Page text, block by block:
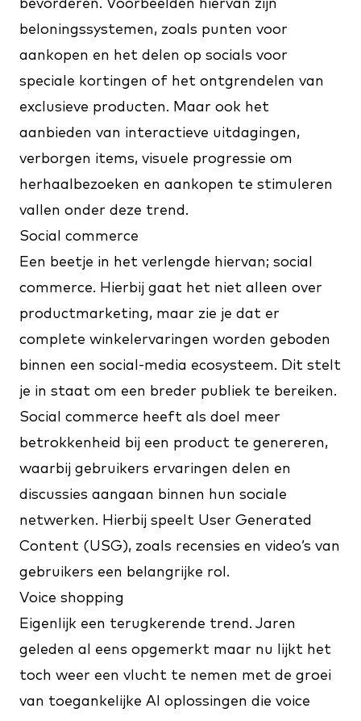
bevorderen. Voorbeelden hiervan zijn
beloningssystemen, zoals punten voor
aankopen en het delen op socials voor
speciale kortingen of het ontgrendelen van
exclusieve producten. Maar ook het
aanbieden van interactieve uitdagingen,
verborgen items, visuele progressie om
herhaalbezoeken en aankopen te stimuleren
vallen onder deze trend.
Social commerce
Een beetje in het verlengde hiervan; social
commerce. Hierbij gaat het niet alleen over
productmarketing, maar zie je dat er
complete winkelervaringen worden geboden
binnen een social-media ecosysteem. Dit stelt
je in staat om een breder publiek te bereiken.
Social commerce heeft als doel meer
betrokkenheid bij een product te genereren,
waarbij gebruikers ervaringen delen en
discussies aangaan binnen hun sociale
netwerken. Hierbij speelt User Generated
Content (USG), zoals recensies en video’s van
gebruikers een belangrijke rol.
Voice shopping
Eigenlijk een terugkerende trend. Jaren
geleden al eens opgemerkt maar nu lijkt het
toch weer een vlucht te nemen met de groei
van toegankelijke AI oplossingen die voice